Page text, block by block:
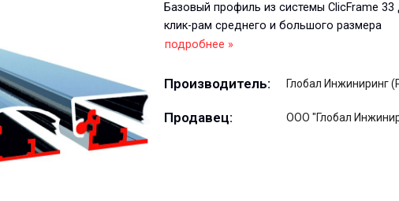
Базовый профиль из системы ClicFrame 33
клик-рам среднего и большого размера
подробнее »
Производитель: Глобал Инжиниринг
Продавец: ООО "Глобал